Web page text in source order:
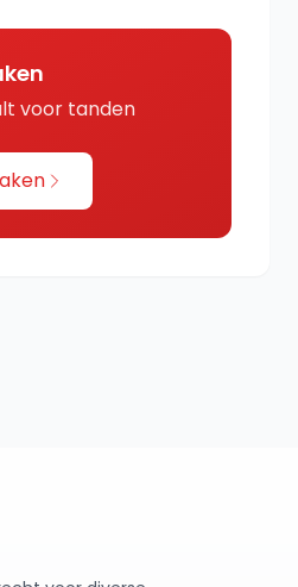
voor tanden